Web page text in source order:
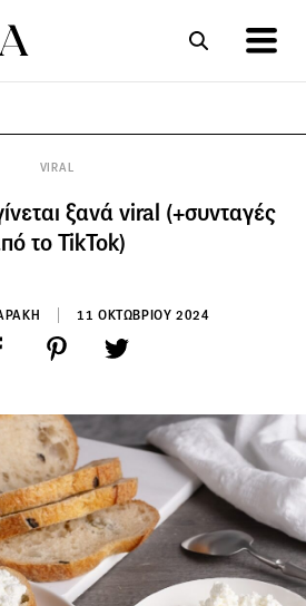
VIRAL
ξανά viral (+συνταγές
το TikTok)
11 ΟΚΤΩΒΡΙΟΥ 2024